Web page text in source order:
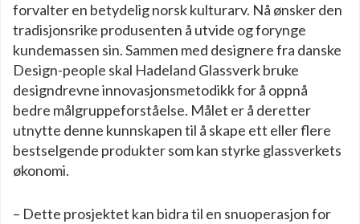
forvalter en betydelig norsk kulturarv. Nå ønsker den
tradisjonsrike produsenten å utvide og forynge
kundemassen sin. Sammen med designere fra danske
Design-people skal Hadeland Glassverk bruke
designdrevne innovasjonsmetodikk for å oppnå
bedre målgruppeforståelse. Målet er å deretter
utnytte denne kunnskapen til å skape ett eller flere
bestselgende produkter som kan styrke glassverkets
økonomi.
– Dette prosjektet kan bidra til en snuoperasjon for